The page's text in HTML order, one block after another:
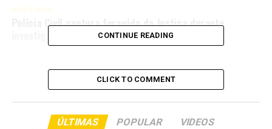
DON'T MISS
Polícia Civil captura foragida da Justiça durante
investigação por fraude tributária
CONTINUE READING
CLICK TO COMMENT
ÚLTIMAS POPULAR VIDEOS